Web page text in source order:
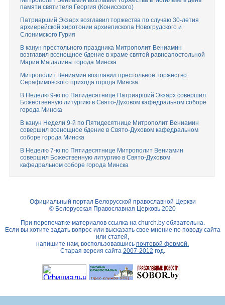
памяти святителя Георгия (Конисского)
Патриарший Экзарх возглавил торжества по случаю 30-летия
архиерейской хиротонии архиепископа Новогрудского и
Слонимского Гурия
В канун престольного праздника Митрополит Вениамин
возглавил всенощное бдение в храме святой равноапостольной
Марии Магдалины города Минска
Митрополит Вениамин возглавил престольное торжество
Серафимовского прихода города Минска
В Неделю 9-ю по Пятидесятнице Патриарший Экзарх совершил
Божественную литургию в Свято-Духовом кафедральном соборе
города Минска
В канун Недели 9-й по Пятидесятнице Митрополит Вениамин
совершил всенощное бдение в Свято-Духовом кафедральном
соборе города Минска
В Неделю 7-ю по Пятидесятнице Митрополит Вениамин
совершил Божественную литургию в Свято-Духовом
кафедральном соборе города Минска
Официальный портал Белорусской православной Церкви
© Белорусская Православная Церковь 2020
При перепечатке материалов ссылка на church.byобязательна.
Если вы хотите задать вопрос или высказать свое мнение по поводу сайта
или статей,
напишите нам, воспользовавшись почтовой формой.
Старая версия сайта 2007-2012 год.